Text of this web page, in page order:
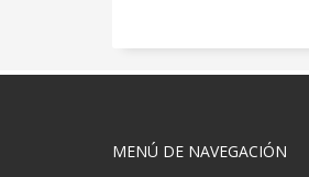
MENÚ DE NAVEGACIÓN